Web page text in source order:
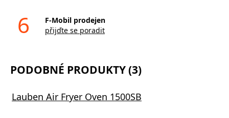
6
F-Mobil prodejen
přijďte se poradit
PODOBNÉ PRODUKTY (3)
Lauben Air Fryer Oven 1500SB